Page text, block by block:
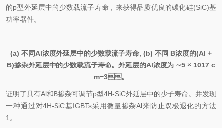
的p型外延层中的少数载流子寿命，来获得品质优良的碳化硅(SiC)基
功率器件。
(a) 不同Al浓度外延层中的少数载流子寿命, (b) 不同 B浓度的(Al +
B)掺杂外延层中的少数载流子寿命。外延层的Al浓度为 ∼5 × 1017 c
m−3。
证明了具有Al和B掺杂可调节p型4H-SiC外延层中的少子寿命。并发现
一种通过对4H-SiC基IGBTs采用微量掺杂Al来防止双极退化的方法
1。